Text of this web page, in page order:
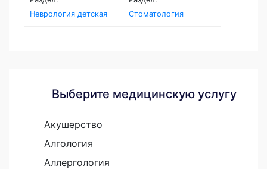
Неврология детская
Стоматология
Выберите медицинскую услугу
Акушерство
Алгология
Аллергология